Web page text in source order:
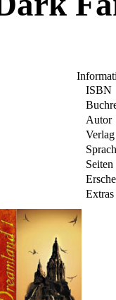
ISBN
Autor
Verlag
Seiten
Extras